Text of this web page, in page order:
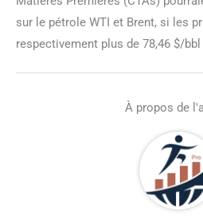
sur le pétrole WTI et Brent, si les
respectivement plus de 78,46 $/
À propos de